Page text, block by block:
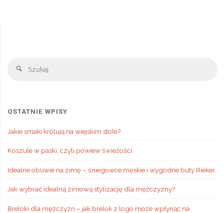
Szukaj
OSTATNIE WPISY
Jakie smaki królują na wiejskim stole?
Koszule w paski, czyli powiew świeżości
Idealne obuwie na zimę – śniegowce męskie i wygodne buty Rieker
Jak wybrać idealną zimową stylizację dla mężczyzny?
Breloki dla mężczyzn – jak brelok z logo może wpłynąć na